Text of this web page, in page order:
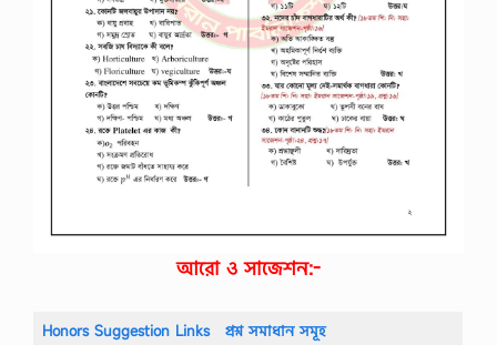
আরো ও সাজেশন:-
Honors Suggestion Links
প্রশ্ন সমাধান সমূহ